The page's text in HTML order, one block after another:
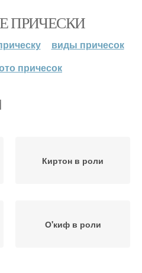
ПРИЧЕСКИ
виды причесок
причесок
Киртон в роли
О'киф в роли